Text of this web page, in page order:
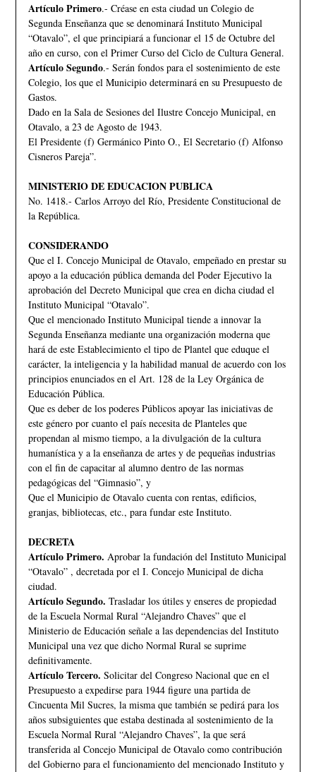
Artículo Primero.- Créase en esta ciudad un Colegio de
Segunda Enseñanza que se denominará Instituto Municipal
“Otavalo”, el que principiará a funcionar el 15 de Octubre del
año en curso, con el Primer Curso del Ciclo de Cultura General.
Artículo Segundo.- Serán fondos para el sostenimiento de este
Colegio, los que el Municipio determinará en su Presupuesto de
Gastos.
Dado en la Sala de Sesiones del Ilustre Concejo Municipal, en
Otavalo, a 23 de Agosto de 1943.
El Presidente (f) Germánico Pinto O., El Secretario (f) Alfonso
Cisneros Pareja”.
MINISTERIO DE EDUCACION PUBLICA
No. 1418.- Carlos Arroyo del Río, Presidente Constitucional de
la República.
CONSIDERANDO
Que el I. Concejo Municipal de Otavalo, empeñado en prestar su
apoyo a la educación pública demanda del Poder Ejecutivo la
aprobación del Decreto Municipal que crea en dicha ciudad el
Instituto Municipal “Otavalo”.
Que el mencionado Instituto Municipal tiende a innovar la
Segunda Enseñanza mediante una organización moderna que
hará de este Establecimiento el tipo de Plantel que eduque el
carácter, la inteligencia y la habilidad manual de acuerdo con los
principios enunciados en el Art. 128 de la Ley Orgánica de
Educación Pública.
Que es deber de los poderes Públicos apoyar las iniciativas de
este género por cuanto el país necesita de Planteles que
propendan al mismo tiempo, a la divulgación de la cultura
humanística y a la enseñanza de artes y de pequeñas industrias
con el fin de capacitar al alumno dentro de las normas
pedagógicas del “Gimnasio”, y
Que el Municipio de Otavalo cuenta con rentas, edificios,
granjas, bibliotecas, etc., para fundar este Instituto.
DECRETA
Artículo Primero. Aprobar la fundación del Instituto Municipal
“Otavalo” , decretada por el I. Concejo Municipal de dicha
ciudad.
Artículo Segundo. Trasladar los útiles y enseres de propiedad
de la Escuela Normal Rural “Alejandro Chaves” que el
Ministerio de Educación señale a las dependencias del Instituto
Municipal una vez que dicho Normal Rural se suprime
definitivamente.
Artículo Tercero. Solicitar del Congreso Nacional que en el
Presupuesto a expedirse para 1944 figure una partida de
Cincuenta Mil Sucres, la misma que también se pedirá para los
años subsiguientes que estaba destinada al sostenimiento de la
Escuela Normal Rural “Alejandro Chaves”, la que será
transferida al Concejo Municipal de Otavalo como contribución
del Gobierno para el funcionamiento del mencionado Instituto y